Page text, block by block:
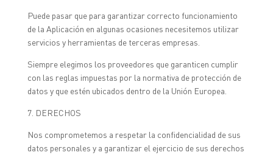
Puede pasar que para garantizar correcto funcionamiento
de la Aplicación en algunas ocasiones necesitemos utilizar
servicios y herramientas de terceras empresas.
Siempre elegimos los proveedores que garanticen cumplir
con las reglas impuestas por la normativa de protección de
datos y que estén ubicados dentro de la Unión Europea.
7. DERECHOS
Nos comprometemos a respetar la confidencialidad de sus
datos personales y a garantizar el ejercicio de sus derechos